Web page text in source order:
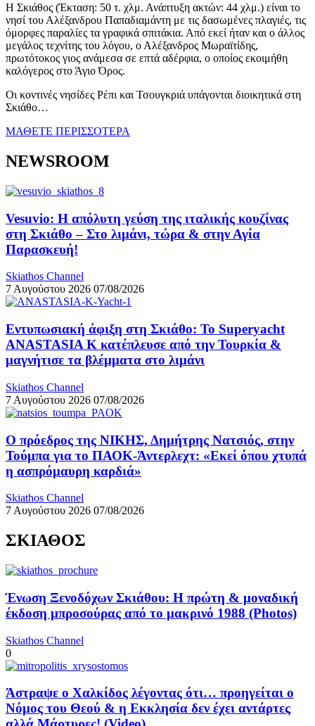
Η Σκιάθος (Έκταση: 50 τ. χλμ. Ανάπτυξη ακτών: 44 χλμ.) είναι το
νησί του Αλέξανδρου Παπαδιαμάντη με τις δασωμένες πλαγιές, τις
όμορφες παραλίες τα γραφικά σπιτάκια. Από εκεί ήταν και ο άλλος
μεγάλος τεχνίτης του λόγου, ο Αλέξανδρος Μωραϊτίδης,
πρωτότοκος γιος ανάμεσα σε επτά αδέρφια, ο οποίος εκοιμήθη
καλόγερος στο Άγιο Όρος.
Οι κοντινές νησίδες Ρέπι και Τσουγκριά υπάγονται διοικητικά στη
Σκιάθο…
ΜΑΘΕΤΕ ΠΕΡΙΣΣΟΤΕΡΑ
NEWSROOM
Vesuvio: Η απόλυτη γεύση της ιταλικής κουζίνας
στη Σκιάθο – Στο λιμάνι, τώρα & στην Αγία
Παρασκευή!
Skiathos Channel
7 Αυγούστου 2026 07/08/2026
Εντυπωσιακή άφιξη στη Σκιάθο: Το Superyacht
ANASTASIA K κατέπλευσε από την Τουρκία &
μαγνήτισε τα βλέμματα στο λιμάνι
Skiathos Channel
7 Αυγούστου 2026 07/08/2026
Ο πρόεδρος της ΝΙΚΗΣ, Δημήτρης Νατσιός, στην
Τούμπα για το ΠΑΟΚ-Άντερλεχτ: «Εκεί όπου χτυπά
η ασπρόμαυρη καρδιά»
Skiathos Channel
7 Αυγούστου 2026 07/08/2026
ΣΚΙΑΘΟΣ
Ένωση Ξενοδόχων Σκιάθου: Η πρώτη & μοναδική
έκδοση μπροσούρας από το μακρινό 1988 (Photos)
Skiathos Channel
0
Άστραψε ο Χαλκίδος λέγοντας ότι… προηγείται ο
Νόμος του Θεού & η Εκκλησία δεν έχει αντάρτες